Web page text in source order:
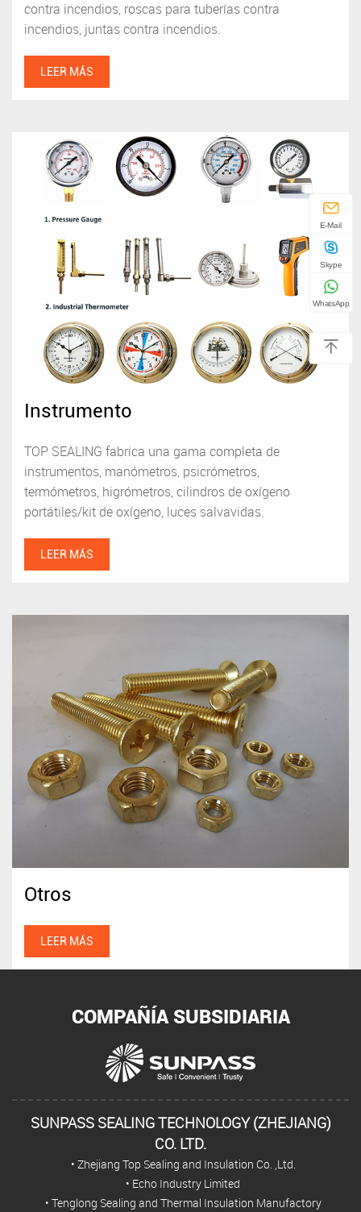
contra incendios, roscas para tuberías contra
incendios, juntas contra incendios.
LEER MÁS
Instrumento
TOP SEALING fabrica una gama completa de
instrumentos, manómetros, psicrómetros,
termómetros, higrómetros, cilindros de oxígeno
portátiles/kit de oxígeno, luces salvavidas.
LEER MÁS
Otros
LEER MÁS
COMPAÑÍA SUBSIDIARIA
SUNPASS SEALING TECHNOLOGY (ZHEJIANG)
CO. LTD.
• Zhejiang Top Sealing and Insulation Co. ,Ltd.
• Echo Industry Limited
• Tenglong Sealing and Thermal Insulation Manufactory
E-Mail
Skype
WhatsApp